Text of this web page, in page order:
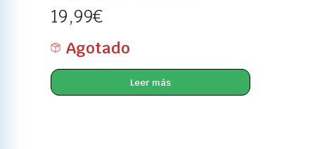
19,99€
Agotado
Leer más